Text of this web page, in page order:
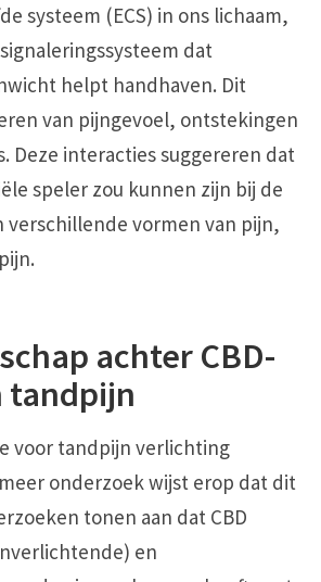
systeem (ECS) in ons lichaam,
dat
helpt handhaven. Dit
van pijngevoel, ontstekingen
Deze interacties suggereren dat
speler zou kunnen zijn bij de
verschillende vormen van pijn,
achter CBD-
tandpijn
voor tandpijn verlichting
onderzoek wijst erop dat dit
tonen aan dat CBD
en